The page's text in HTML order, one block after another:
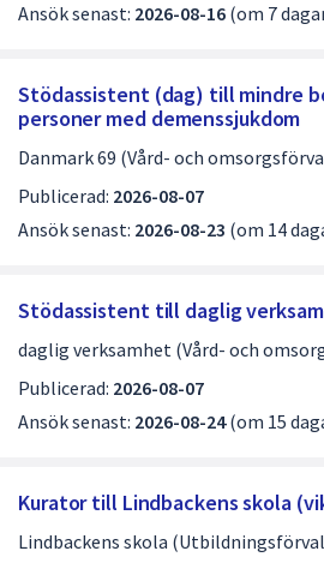
Ansök senast: 2026-08-16 (om 7
Stödassistent (dag) till mindre
personer med demenssjukdom
Danmark 69 (Vård- och
Publicerad: 2026-08-07
Ansök senast: 2026-08-23 (om 14
Stödassistent till daglig
daglig verksamhet (Vård- och
Publicerad: 2026-08-07
Ansök senast: 2026-08-24(om 15
Kurator till Lindbackens skola
Lindbackens skola